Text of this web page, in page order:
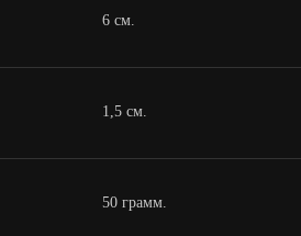
6 см.
1,5 см.
50 грамм.